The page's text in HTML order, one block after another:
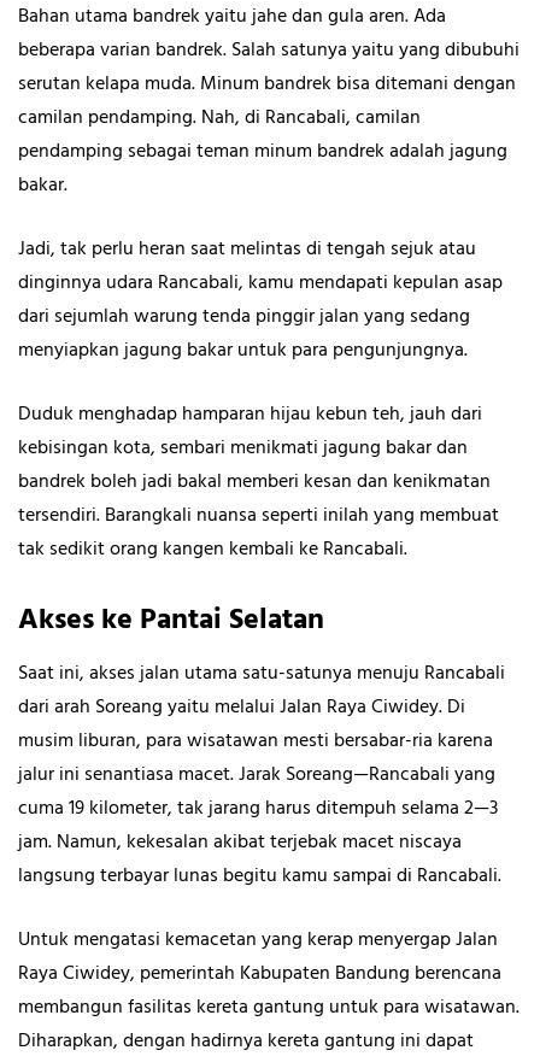
Bahan utama bandrek yaitu jahe dan gula aren. Ada
beberapa varian bandrek. Salah satunya yaitu yang dibubuhi
serutan kelapa muda. Minum bandrek bisa ditemani dengan
camilan pendamping. Nah, di Rancabali, camilan
pendamping sebagai teman minum bandrek adalah jagung
bakar.
Jadi, tak perlu heran saat melintas di tengah sejuk atau
dinginnya udara Rancabali, kamu mendapati kepulan asap
dari sejumlah warung tenda pinggir jalan yang sedang
menyiapkan jagung bakar untuk para pengunjungnya.
Duduk menghadap hamparan hijau kebun teh, jauh dari
kebisingan kota, sembari menikmati jagung bakar dan
bandrek boleh jadi bakal memberi kesan dan kenikmatan
tersendiri. Barangkali nuansa seperti inilah yang membuat
tak sedikit orang kangen kembali ke Rancabali.
Akses ke Pantai Selatan
Saat ini, akses jalan utama satu-satunya menuju Rancabali
dari arah Soreang yaitu melalui Jalan Raya Ciwidey. Di
musim liburan, para wisatawan mesti bersabar-ria karena
jalur ini senantiasa macet. Jarak Soreang—Rancabali yang
cuma 19 kilometer, tak jarang harus ditempuh selama 2—3
jam. Namun, kekesalan akibat terjebak macet niscaya
langsung terbayar lunas begitu kamu sampai di Rancabali.
Untuk mengatasi kemacetan yang kerap menyergap Jalan
Raya Ciwidey, pemerintah Kabupaten Bandung berencana
membangun fasilitas kereta gantung untuk para wisatawan.
Diharapkan, dengan hadirnya kereta gantung ini dapat